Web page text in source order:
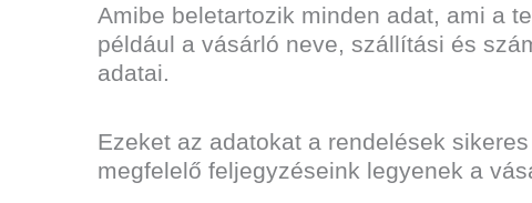
Amibe beletartozik minden adat, ami a
például a vásárló neve, szállítási és
adatai.
Ezeket az adatokat a rendelések
megfelelő feljegyzéseink legyenek a